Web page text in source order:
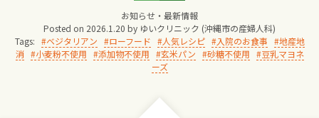
お知らせ・最新情報
Posted on 2026.1.20 by ゆいクリニック (沖縄市の産婦人科)
Tags:
ベジタリアン ローフード 人気レシピ 入院のお食事
地産地
消
小麦粉不使用 添加物不使用 玄米パン 砂糖不使用
豆乳マヨネ
ーズ
院長からのごあいさつ
ゆいクリニックの経営理念
診療料金